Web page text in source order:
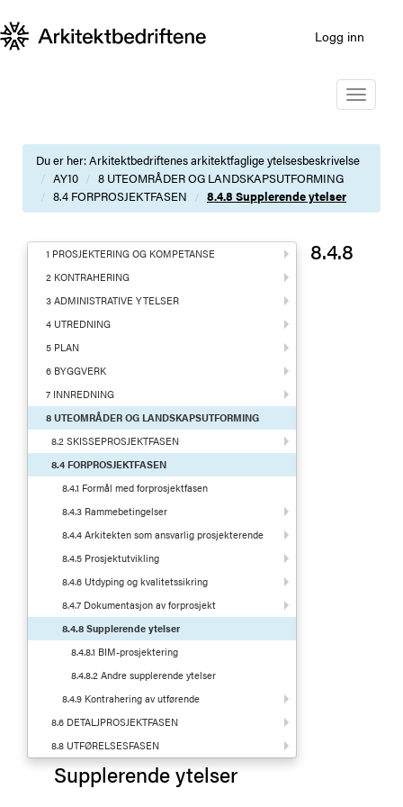
Logg inn
Toggle
Du er her:Arkitektbedriftenes arkitektfaglige ytelsesbeskrivelse
AY10
8 UTEOMRÅDER OG LANDSKAPSUTFORMING
8.4 FORPROSJEKTFASEN
8.4.8 Supplerende ytelser
1 PROSJEKTERING OG KOMPETANSE
2 KONTRAHERING
3 ADMINISTRATIVE YTELSER
4 UTREDNING
5 PLAN
6 BYGGVERK
7 INNREDNING
8 UTEOMRÅDER OG LANDSKAPSUTFORMING
8.2 SKISSEPROSJEKTFASEN
8.4 FORPROSJEKTFASEN
8.4.1 Formål med forprosjektfasen
8.4.3 Rammebetingelser
8.4.4 Arkitekten som ansvarlig prosjekterende
8.4.5 Prosjektutvikling
8.4.6 Utdyping og kvalitetssikring
8.4.7 Dokumentasjon av forprosjekt
8.4.8 Supplerende ytelser
8.4.8.1 BIM-prosjektering
8.4.8.2 Andre supplerende ytelser
8.4.9 Kontrahering av utførende
8.6 DETALJPROSJEKTFASEN
8.8 UTFØRELSESFASEN
8.4.8
Supplerende ytelser